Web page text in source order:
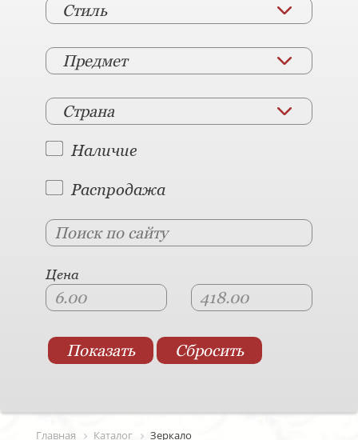
Стиль
Предмет
Страна
Наличие
Распродажа
Цена
Главная Каталог Зеркало